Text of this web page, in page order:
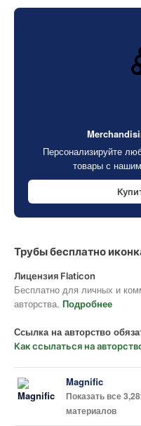
Персонализируйте
товары с
Трубы бесплатно
Лицензия Flaticon
Бесплатно для личных и
авторства. Подробнее
Ссылка на авторство
Как ссылаться на
Magnific
Показать все
материалов